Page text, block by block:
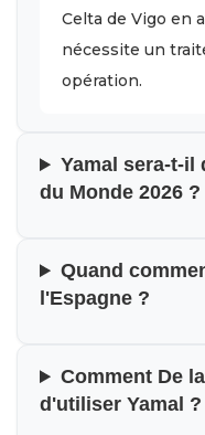
Celta de Vigo en
nécessite un
opération.
Yamal sera-t-il
du Monde 2026 ?
Quand
l'Espagne ?
Comment De
d'utiliser Yamal ?